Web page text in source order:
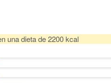
una dieta de 2200 kcal